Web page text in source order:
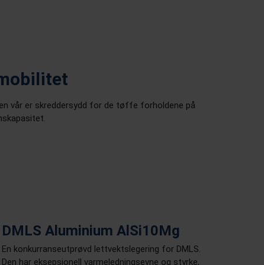
vår er skreddersydd for de tøffe forholdene på
DMLS Aluminium AlSi10Mg
En konkurranseutprøvd lettvektslegering for DMLS.
Den har eksepsjonell varmeledningsevne og styrke,